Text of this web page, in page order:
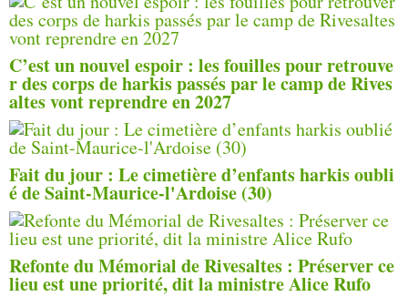
C’est un nouvel espoir : les fouilles pour retrouve
r des corps de harkis passés par le camp de Rives
altes vont reprendre en 2027
Fait du jour : Le cimetière d’enfants harkis oubli
é de Saint-Maurice-l'Ardoise (30)
Refonte du Mémorial de Rivesaltes : Préserver ce
lieu est une priorité, dit la ministre Alice Rufo